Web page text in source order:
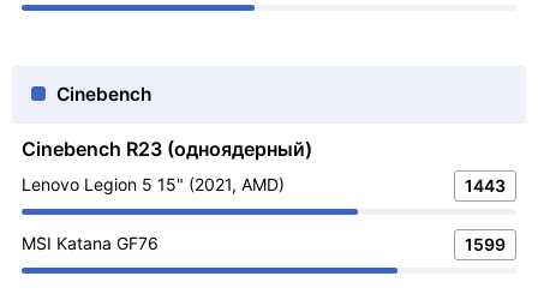
Cinebench
Cinebench R23 (одноядерный)
Lenovo Legion 5 15" (2021, AMD) 1443
MSI Katana GF76 1599